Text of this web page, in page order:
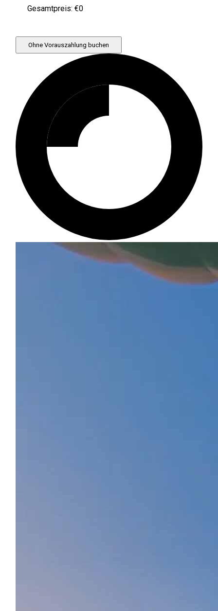
Gesamtpreis: €0
Ohne Vorauszahlung buchen